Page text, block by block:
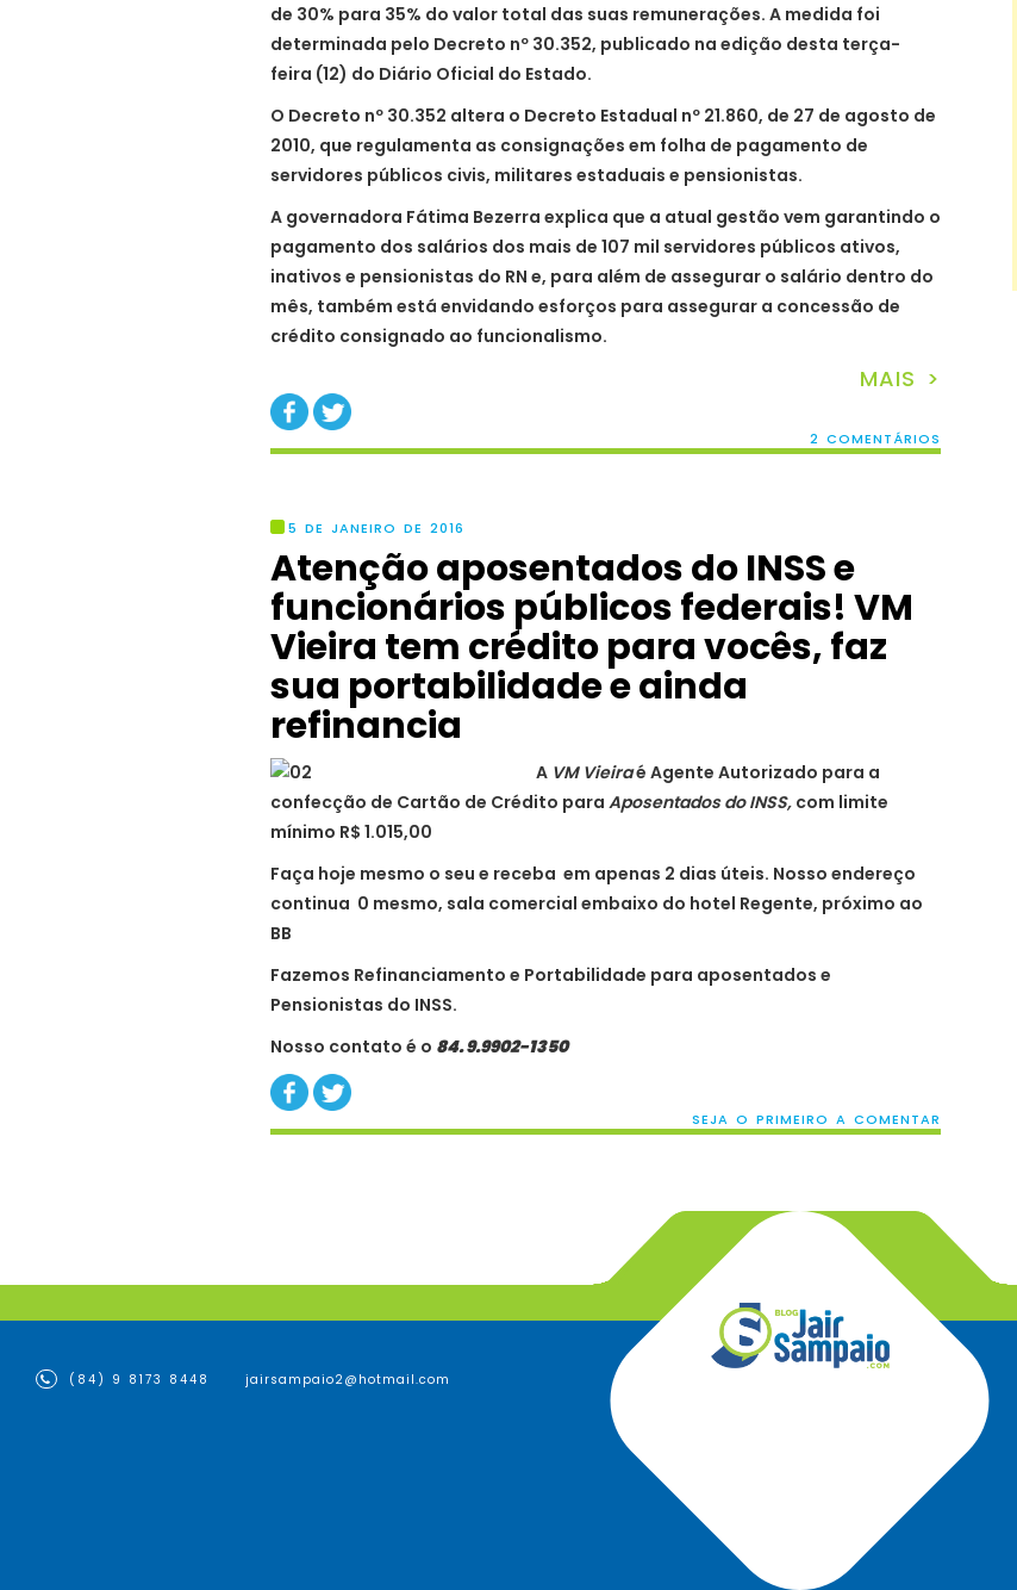
de 30% para 35% do valor total das suas remunerações. A medida foi
determinada pelo Decreto nº 30.352, publicado na edição desta terça-
feira (12) do Diário Oficial do Estado.
O Decreto nº 30.352 altera o Decreto Estadual nº 21.860, de 27 de agosto de
2010, que regulamenta as consignações em folha de pagamento de
servidores públicos civis, militares estaduais e pensionistas.
A governadora Fátima Bezerra explica que a atual gestão vem garantindo o
pagamento dos salários dos mais de 107 mil servidores públicos ativos,
inativos e pensionistas do RN e, para além de assegurar o salário dentro do
mês, também está envidando esforços para assegurar a concessão de
crédito consignado ao funcionalismo.
MAIS >
2 COMENTÁRIOS
5 DE JANEIRO DE 2016
Atenção aposentados do INSS e
funcionários públicos federais! VM
Vieira tem crédito para vocês, faz
sua portabilidade e ainda
refinancia
A VM Vieiraé Agente Autorizado para a
confecção de Cartão de Crédito para Aposentados do INSS, com limite
mínimo R$ 1.015,00
Faça hoje mesmo o seu e receba em apenas 2 dias úteis. Nosso endereço
continua 0 mesmo, sala comercial embaixo do hotel Regente, próximo ao
BB
Fazemos Refinanciamento e Portabilidade para aposentados e
Pensionistas do INSS.
Nosso contato é o 84. 9.9902-1350
SEJA O PRIMEIRO A COMENTAR
(84) 9 8173 8448 jairsampaio2@hotmail.com